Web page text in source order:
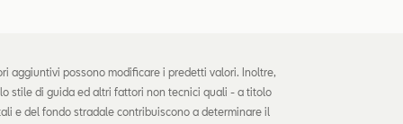
aggiuntivi possono modificare i predetti valori. Inoltre,
stile di guida ed altri fattori non tecnici quali - a titolo
e del fondo stradale contribuiscono a determinare il